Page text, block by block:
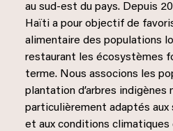
au sud-est du pays. Depuis
Haïti a pour objectif de
alimentaire des populations
restaurant les écosystèmes
terme. Nous associons les
plantation d’arbres indigènes
particulièrement adaptés
et aux conditions